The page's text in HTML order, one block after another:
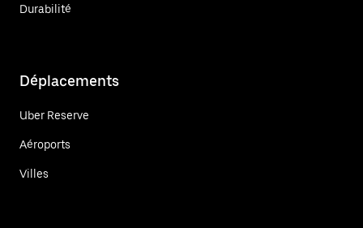
Durabilité
Déplacements
Uber Reserve
Aéroports
Villes